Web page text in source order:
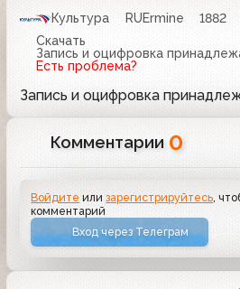
Культура RUErmine 1882
Скачать
Запись и оцифровка
Есть проблема?
Запись и оцифровка
Комментарии 0
Войдите илизарегистрируйтесь ,
комментарий
Вход через Телеграм